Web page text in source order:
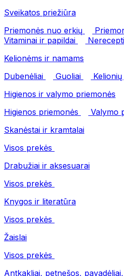
Sveikatos priežiūra
Priemonės nuo erkių
Vitaminai ir papildai
Kelionėms ir namams
Dubenėliai
Guoliai
Higienos ir valymo priemonės
Higienos priemonės
Valymo
Skanėstai ir kramtalai
Visos prekės
Drabužiai ir aksesuarai
Visos prekės
Knygos ir literatūra
Visos prekės
Žaislai
Visos prekės
Antkakliai, petnešos,